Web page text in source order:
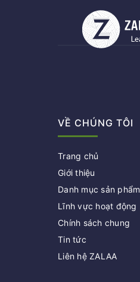
VỀ CHÚNG TÔI
Trang chủ
Giới thiệu
Danh mục sản phẩm
Lĩnh vực hoạt động
Chính sách chung
Tin tức
Liên hệ ZALAA